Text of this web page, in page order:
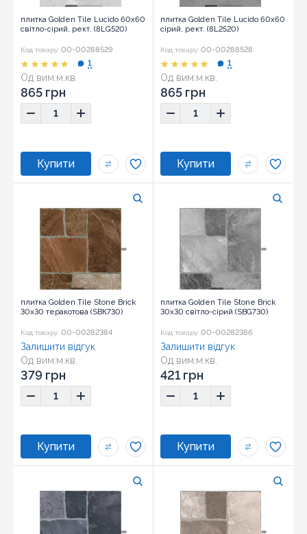
плитка Golden Tile Lucido 60x60
світло-сірий, рект. (8LG520)
Код товару: 00-00288529
Од вим:м.кв.
1
865 грн
плитка Golden Tile Lucido 60x60
сірий, рект. (8L2520)
Код товару: 00-00288528
Од вим:м.кв.
1
865 грн
плитка Golden Tile Stone Brick
30х30 теракотова (SBК730)
Код товару: 00-00282384
Од вим:м.кв.
Залишити відгук
379 грн
плитка Golden Tile Stone Brick
30х30 світло-сірий (SBG730)
Код товару: 00-00282386
Од вим:м.кв.
Залишити відгук
421 грн